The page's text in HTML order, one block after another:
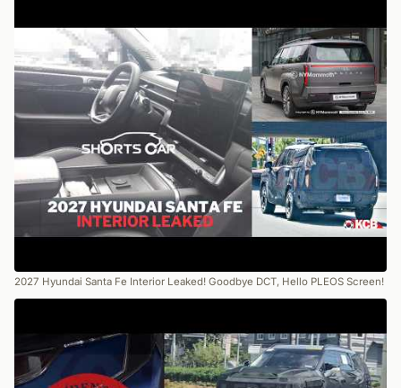
2027 Hyundai Santa Fe Interior Leaked! Goodbye DCT, Hello PLEOS Screen!